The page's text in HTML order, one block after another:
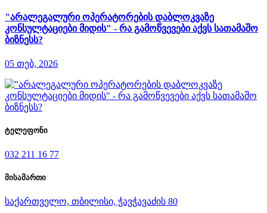
"არალეგალური ოპერატორების დაბლოკვაზე
კონსულტაციები მიდის" - რა გამოწვევები აქვს სათამაშო
ბიზნესს?
05 თებ, 2026
ტელეფონი
032 211 16 77
მისამართი
საქართველო, თბილისი, ჭავჭავაძის 80